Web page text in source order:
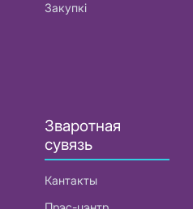
Закупкі
Зваротная
сувязь
Кантакты